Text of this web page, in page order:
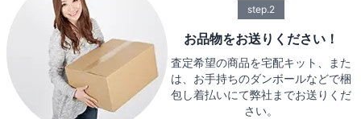
step.2
お品物をお送りください！
査定希望の商品を宅配キット、また
は、お手持ちのダンボールなどで梱
包し着払いにて弊社までお送りくだ
さい。